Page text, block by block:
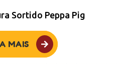
Sortido Peppa Pig
MAIS